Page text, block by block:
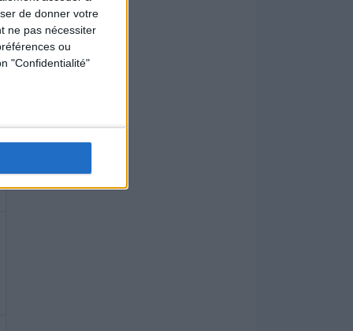
de donner votre
ne pas nécessiter
ou
"Confidentialité"